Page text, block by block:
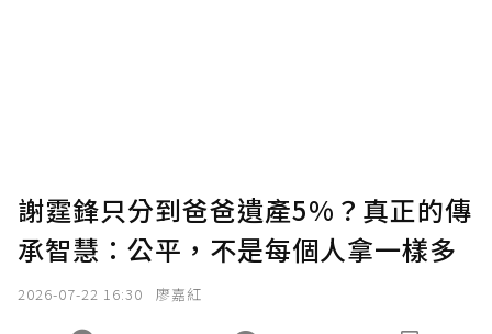
謝霆鋒只分到爸爸遺產5%？真正的傳
承智慧：公平，不是每個人拿一樣多
2026-07-22 16:30 廖嘉紅